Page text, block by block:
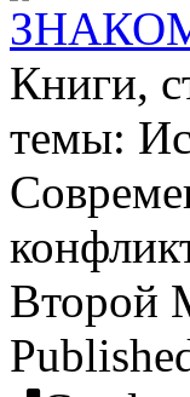
Книги,
темы:
Второй